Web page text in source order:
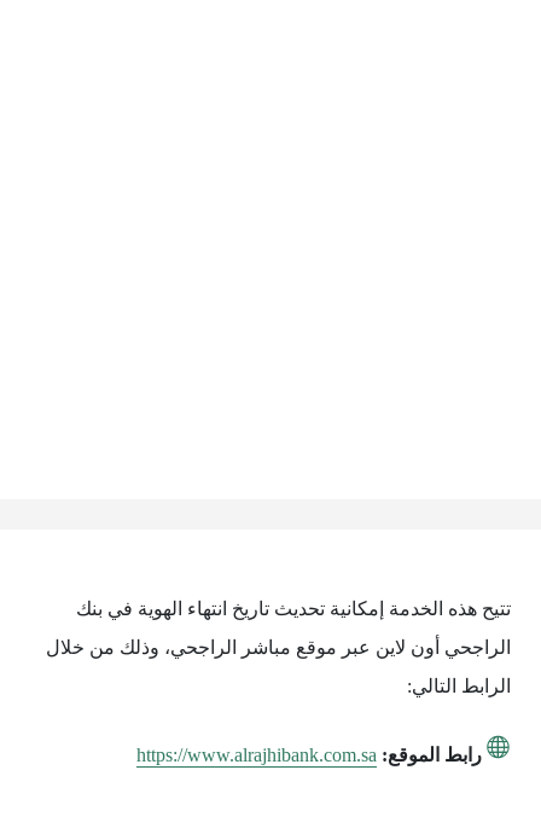
تتيح هذه الخدمة إمكانية تحديث تاريخ انتهاء الهوية في بنك
الراجحي أون لاين عبر موقع مباشر الراجحي، وذلك من خلال
الرابط التالي:
رابط الموقع: https://www.alrajhibank.com.sa